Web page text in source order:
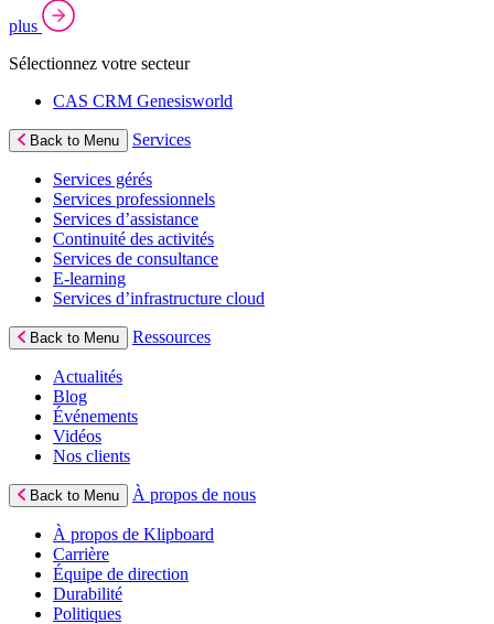
plus
Sélectionnez votre secteur
CAS CRM Genesisworld
Back to Menu Services
Services gérés
Services professionnels
Services d’assistance
Continuité des activités
Services de consultance
E‑learning
Services d’infrastructure cloud
Back to Menu Ressources
Actualités
Blog
Événements
Vidéos
Nos clients
Back to Menu À propos de nous
À propos de Klipboard
Carrière
Équipe de direction
Durabilité
Politiques